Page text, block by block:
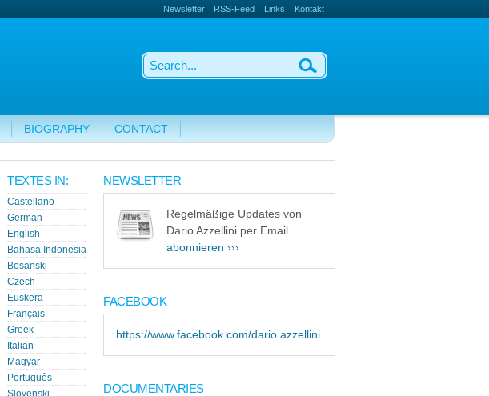
Newsletter RSS-Feed Links Kontakt
BIOGRAPHY CONTACT
TEXTES IN:
Castellano
German
English
Bahasa Indonesia
Bosanski
Czech
Euskera
Français
Greek
Italian
Magyar
Português
Slovenski
NEWSLETTER
Regelmäßige Updates von
Dario Azzellini per Email
abonnieren ›››
FACEBOOK
https://www.facebook.com/dario.azzellini
DOCUMENTARIES